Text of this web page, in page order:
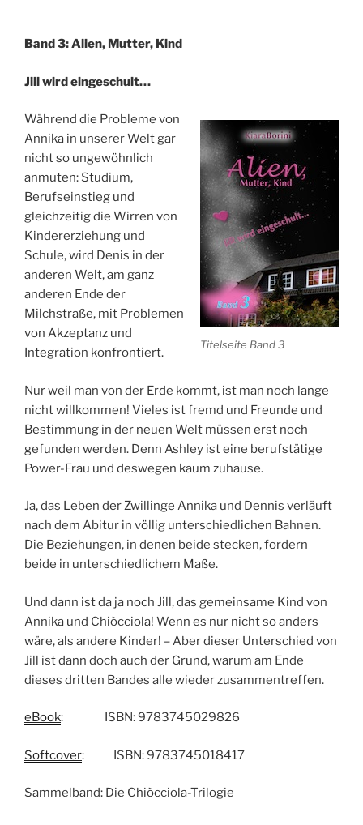
Band 3: Alien, Mutter, Kind
Jill wird eingeschult…
Titelseite Band 3
Während die Probleme von
Annika in unserer Welt gar
nicht so ungewöhnlich
anmuten: Studium,
Berufseinstieg und
gleichzeitig die Wirren von
Kindererziehung und
Schule, wird Denis in der
anderen Welt, am ganz
anderen Ende der
Milchstraße, mit Problemen
von Akzeptanz und
Integration konfrontiert.
Nur weil man von der Erde kommt, ist man noch lange
nicht willkommen! Vieles ist fremd und Freunde und
Bestimmung in der neuen Welt müssen erst noch
gefunden werden. Denn Ashley ist eine berufstätige
Power-Frau und deswegen kaum zuhause.
Ja, das Leben der Zwillinge Annika und Dennis verläuft
nach dem Abitur in völlig unterschiedlichen Bahnen.
Die Beziehungen, in denen beide stecken, fordern
beide in unterschiedlichem Maße.
Und dann ist da ja noch Jill, das gemeinsame Kind von
Annika und Chiòcciola! Wenn es nur nicht so anders
wäre, als andere Kinder! – Aber dieser Unterschied von
Jill ist dann doch auch der Grund, warum am Ende
dieses dritten Bandes alle wieder zusammentreffen.
eBook: ISBN: 9783745029826
Softcover: ISBN: 9783745018417
Sammelband: Die Chiòcciola-Trilogie